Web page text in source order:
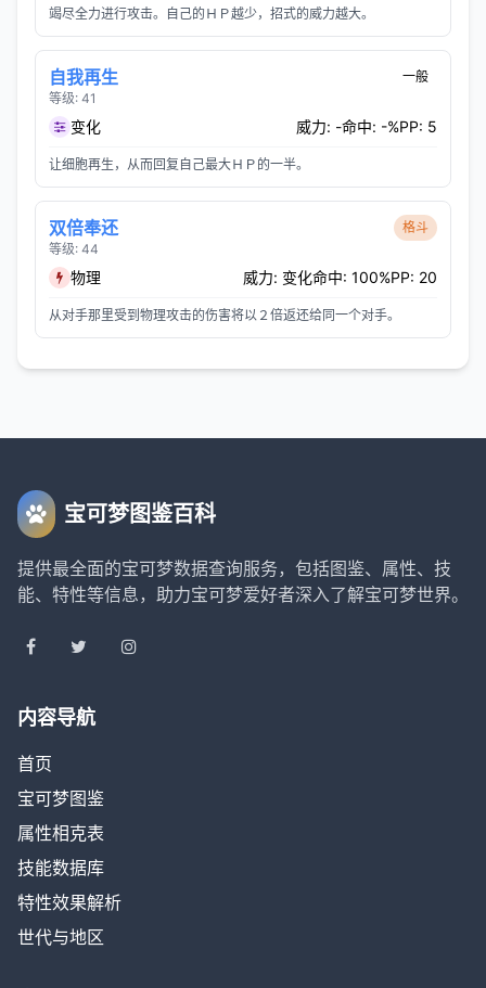
竭尽全力进行攻击。自己的ＨＰ越少，招式的威力越大。
自我再生
等级: 41
一般
变化 威力: -命中: -%PP: 5
让细胞再生，从而回复自己最大ＨＰ的一半。
双倍奉还
等级: 44
格斗
物理 威力: 变化命中: 100%PP: 20
从对手那里受到物理攻击的伤害将以２倍返还给同一个对手。
宝可梦图鉴百科
提供最全面的宝可梦数据查询服务，包括图鉴、属性、技
能、特性等信息，助力宝可梦爱好者深入了解宝可梦世界。
内容导航
首页
宝可梦图鉴
属性相克表
技能数据库
特性效果解析
世代与地区